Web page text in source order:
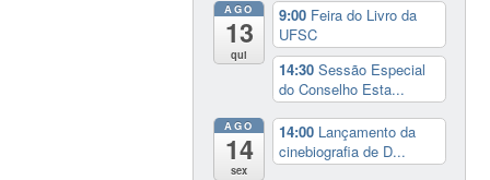
AGO
13
qui
9:00 Feira do Livro da
UFSC
14:30Sessão Especial
do Conselho Esta...
AGO
14
sex
14:00 Lançamento da
cinebiografia de D...